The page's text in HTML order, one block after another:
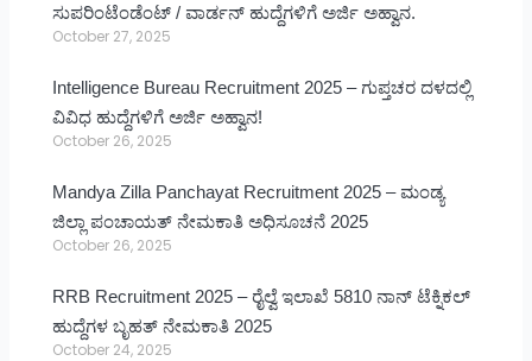
ಸುಪರಿಂಟೆಂಡೆಂಟ್ / ವಾರ್ಡನ್ ಹುದ್ದೆಗಳಿಗೆ ಅರ್ಜಿ ಅಹ್ವಾನ.
October 27, 2025
Intelligence Bureau Recruitment 2025 – ಗುಪ್ತಚರ ದಳದಲ್ಲಿ
ವಿವಿಧ ಹುದ್ದೆಗಳಿಗೆ ಅರ್ಜಿ ಅಹ್ವಾನ!
October 26, 2025
Mandya Zilla Panchayat Recruitment 2025 – ಮಂಡ್ಯ
ಜಿಲ್ಲಾ ಪಂಚಾಯತ್ ನೇಮಕಾತಿ ಅಧಿಸೂಚನೆ 2025
October 26, 2025
RRB Recruitment 2025 – ರೈಲ್ವೆ ಇಲಾಖೆ 5810 ನಾನ್ ಟೆಕ್ನಿಕಲ್
ಹುದ್ದೆಗಳ ಬೃಹತ್ ನೇಮಕಾತಿ 2025
October 24, 2025